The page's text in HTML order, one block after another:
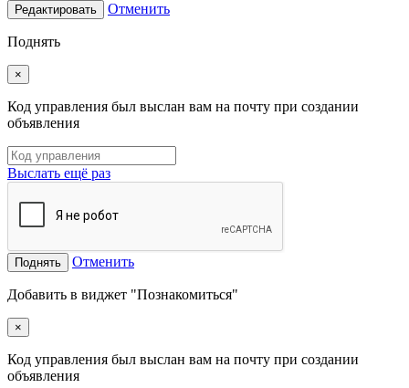
Редактировать Отменить
Поднять
×
Код управления был выслан вам на почту при создании
объявления
Выслать ещё раз
Поднять Отменить
Добавить в виджет "Познакомиться"
×
Код управления был выслан вам на почту при создании
объявления